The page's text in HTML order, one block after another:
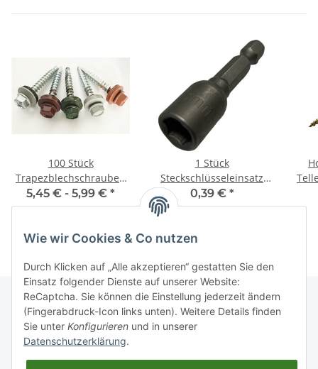
100 Stück
Trapezblechschrauben
4,8x35 mm galvanisch
verzinkt
5,45 € - 5,99 € *
1 Stück
Steckschlüsseleinsatz
mit Magnet SW8 für
Trapezblechschrauben
0,39 € *
Informationen
Wie wir Cookies & Co nutzen
Durch Klicken auf „Alle akzeptieren“ gestatten Sie den
Einsatz folgender Dienste auf unserer Website:
ReCaptcha. Sie können die Einstellung jederzeit ändern
(Fingerabdruck-Icon links unten). Weitere Details finden
Sie unter Konfigurieren und in unserer
Datenschutzerklärung.